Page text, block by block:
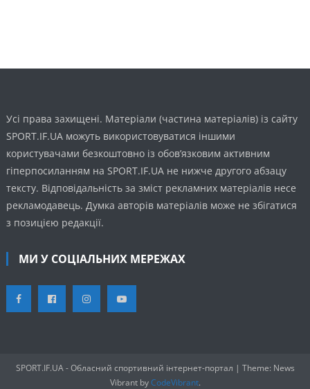
Усі права захищені. Матеріали (частина матеріалів) із сайту
SPORT.IF.UA можуть використовуватися іншими
користувачами безкоштовно із обов’язковим активним
гіперпосиланням на SPORT.IF.UA не нижче другого абзацу
тексту. Відповідальність за зміст рекламних матеріалів несе
рекламодавець. Думка авторів матеріалів може не збігатися
з позицією редакції.
МИ У СОЦІАЛЬНИХ МЕРЕЖАХ
SPORT.IF.UA - Обласний спортивний інтернет-портал | Theme: News
Vibrant byCodeVibrant.